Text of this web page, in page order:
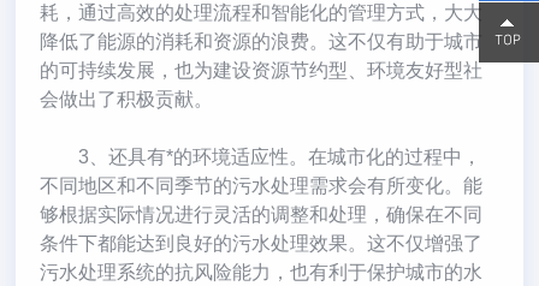
耗，通过高效的处理流程和智能化的管理方式，大大
降低了能源的消耗和资源的浪费。这不仅有助于城市
的可持续发展，也为建设资源节约型、环境友好型社
会做出了积极贡献。
3、还具有*的环境适应性。在城市化的过程中，
不同地区和不同季节的污水处理需求会有所变化。能
够根据实际情况进行灵活的调整和处理，确保在不同
条件下都能达到良好的污水处理效果。这不仅增强了
污水处理系统的抗风险能力，也有利于保护城市的水